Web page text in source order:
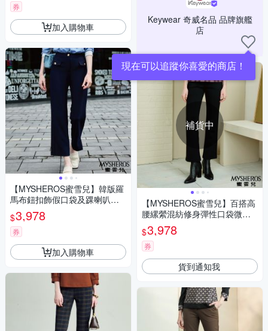
券
加入購物車
【MYSHEROS蜜雪兒】韓版羅
馬布鈕扣飾假口袋及踝喇叭褲-
深藍
$3,978
券
加入購物車
Keywear 奇威名品 品牌旗艦
店
現在可以追蹤你喜愛的商店！
補貨中
【MYSHEROS蜜雪兒】百搭高
腰縲縈混紡修身彈性口袋微喇
叭長褲-黑
$3,978
券
貨到通知我